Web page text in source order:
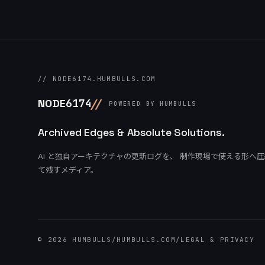
// NODE6174.HUMBULLS.COM
NODE6174// POWERED BY HUMBULLS
Archived Edges & Absolute Solutions.
AI と独自アーキテクチャの更新ログを、 制作現場で使える形へ
て残すメディア。
© 2026 HUMBULLS / HUMBULLS.COM / LEGAL & PRIVACY